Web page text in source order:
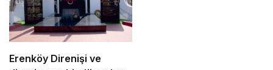
Erenköy Direnişi ve